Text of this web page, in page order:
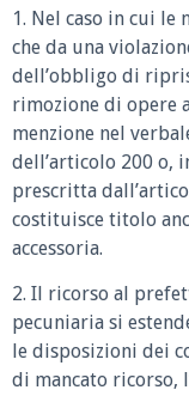
1. Nel caso in cui le
che da una
dell’obbligo di
rimozione di opere
menzione nel
dell’articolo 200 o,
prescritta
costituisce titolo
accessoria.
2. Il ricorso al
pecuniaria si
le disposizioni dei
di mancato ricorso,